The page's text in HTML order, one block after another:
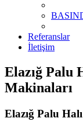
Referanslar
İletişim
Elazığ Palu
Makinaları
Elazığ Palu